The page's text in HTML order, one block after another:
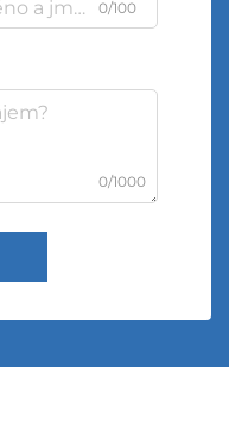
0/100
0/1000